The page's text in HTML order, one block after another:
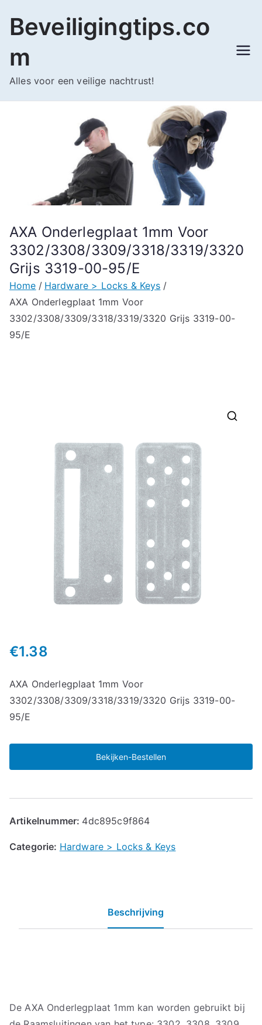
naar
inhoud
Beveiligingtips.co
m
Alles voor een veilige nachtrust!
AXA Onderlegplaat 1mm Voor
3302/3308/3309/3318/3319/3320
Grijs 3319-00-95/E
Home
Hardware > Locks & Keys
AXA Onderlegplaat 1mm Voor
3302/3308/3309/3318/3319/3320 Grijs 3319-00-
95/E
€1.38
AXA Onderlegplaat 1mm Voor
3302/3308/3309/3318/3319/3320 Grijs 3319-00-
95/E
Bekijken-Bestellen
Artikelnummer: 4dc895c9f864
Categorie: Hardware > Locks & Keys
Beschrijving
De AXA Onderlegplaat 1mm kan worden gebruikt bij